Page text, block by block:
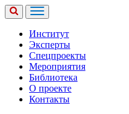
Институт
Эксперты
Спецпроекты
Мероприятия
Библиотека
О проекте
Контакты